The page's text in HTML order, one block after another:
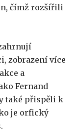
čímž rozšířili
zobrazení více
a
Fernand
také přispěli k
je orfický